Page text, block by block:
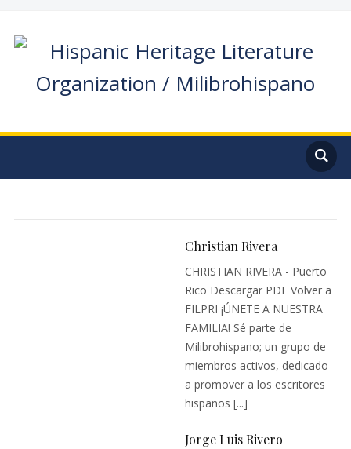
Christian Rivera
CHRISTIAN RIVERA - Puerto
Rico Descargar PDF Volver a
FILPRI ¡ÚNETE A NUESTRA
FAMILIA! Sé parte de
Milibrohispano; un grupo de
miembros activos, dedicado
a promover a los escritores
hispanos [...]
Jorge Luis Rivero